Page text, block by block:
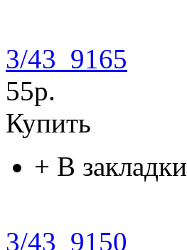
3/43_9165
55р.
Купить
+ В закладки
3/43_9150